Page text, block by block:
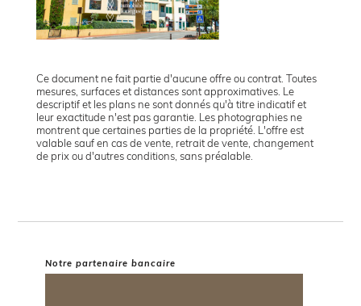
Ce document ne fait partie d'aucune offre ou contrat. Toutes
mesures, surfaces et distances sont approximatives. Le
descriptif et les plans ne sont donnés qu'à titre indicatif et
leur exactitude n'est pas garantie. Les photographies ne
montrent que certaines parties de la propriété. L'offre est
valable sauf en cas de vente, retrait de vente, changement
de prix ou d'autres conditions, sans préalable.
Notre partenaire bancaire